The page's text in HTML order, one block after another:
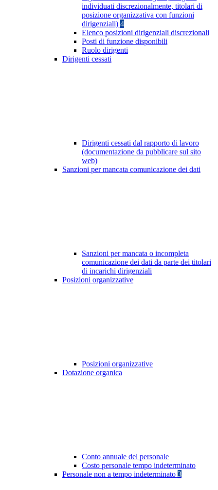
individuati discrezionalmente, titolari di
posizione organizzativa con funzioni
dirigenziali) 4
Elenco posizioni dirigenziali discrezionali
Posti di funzione disponibili
Ruolo dirigenti
Dirigenti cessati
Dirigenti cessati dal rapporto di lavoro
(documentazione da pubblicare sul sito
web)
Sanzioni per mancata comunicazione dei dati
Sanzioni per mancata o incompleta
comunicazione dei dati da parte dei titolari
di incarichi dirigenziali
Posizioni organizzative
Posizioni organizzative
Dotazione organica
Conto annuale del personale
Costo personale tempo indeterminato
Personale non a tempo indeterminato 3